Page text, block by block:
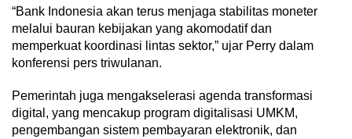
“Bank Indonesia akan terus menjaga stabilitas moneter
melalui bauran kebijakan yang akomodatif dan
memperkuat koordinasi lintas sektor,” ujar Perry dalam
konferensi pers triwulanan.
Pemerintah juga mengakselerasi agenda transformasi
digital, yang mencakup program digitalisasi UMKM,
pengembangan sistem pembayaran elektronik, dan